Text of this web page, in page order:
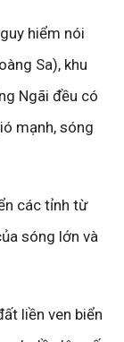
hiểm nói
Sa), khu
Ngãi đều có
mạnh, sóng
các tỉnh từ
sóng lớn và
liền ven biển